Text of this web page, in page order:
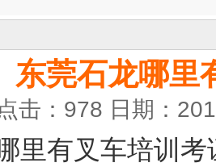
东莞石龙哪里
点击：978 日期：
里有叉车培训